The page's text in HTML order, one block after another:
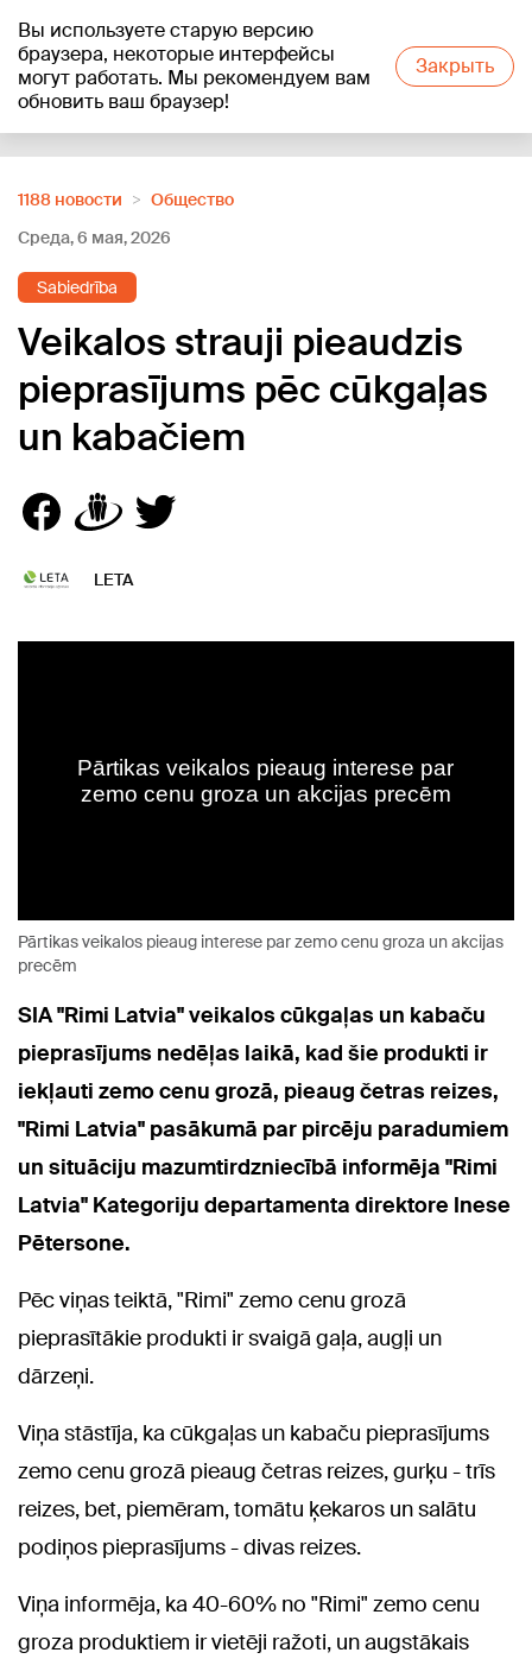
Вы используете старую версию
браузера, некоторые интерфейсы
могут работать. Мы рекомендуем вам
обновить ваш браузер!
Закрыть
+18°C
1188 новости
Oбщество
Среда, 6 мая, 2026
Sabiedrība
Veikalos strauji pieaudzis
pieprasījums pēc cūkgaļas
un kabačiem
LETA
Pārtikas veikalos pieaug interese par zemo cenu groza un akcijas
precēm
SIA "Rimi Latvia" veikalos cūkgaļas un kabaču
pieprasījums nedēļas laikā, kad šie produkti ir
iekļauti zemo cenu grozā, pieaug četras reizes,
"Rimi Latvia" pasākumā par pircēju paradumiem
un situāciju mazumtirdzniecībā informēja "Rimi
Latvia" Kategoriju departamenta direktore Inese
Pētersone.
Pēc viņas teiktā, "Rimi" zemo cenu grozā
pieprasītākie produkti ir svaigā gaļa, augļi un
dārzeņi.
Viņa stāstīja, ka cūkgaļas un kabaču pieprasījums
zemo cenu grozā pieaug četras reizes, gurķu - trīs
reizes, bet, piemēram, tomātu ķekaros un salātu
podiņos pieprasījums - divas reizes.
Viņa informēja, ka 40-60% no "Rimi" zemo cenu
groza produktiem ir vietēji ražoti, un augstākais